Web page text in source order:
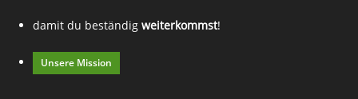
damit du beständig weiterkommst!
Unsere Mission